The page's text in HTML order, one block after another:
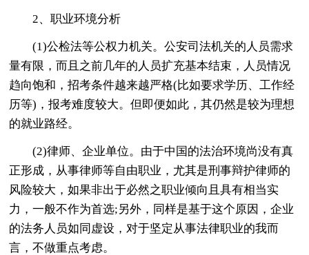
2、职业环境分析
(1)公检法等公权力机关。公安司法机关的人员需求
量有限，而且之前几年的人员扩充基本结束，人员情况
趋向饱和，招考条件越来越严格(比如要求学历、工作经
历等)，报考难度较大。但即便如此，其仍然是较为理想
的就业路经。
(2)律师、企业单位。由于中国的法治环境尚没有真
正形成，从事律师等自由职业，尤其是刑事辩护律师的
风险较大，如果非出于必然之职业倾向且具有相当实
力，一般不作为首选;另外，同样是基于这个原因，企业
的法务人员如同虚设，对于坚定从事法律职业的我而
言，不做重点考虑。